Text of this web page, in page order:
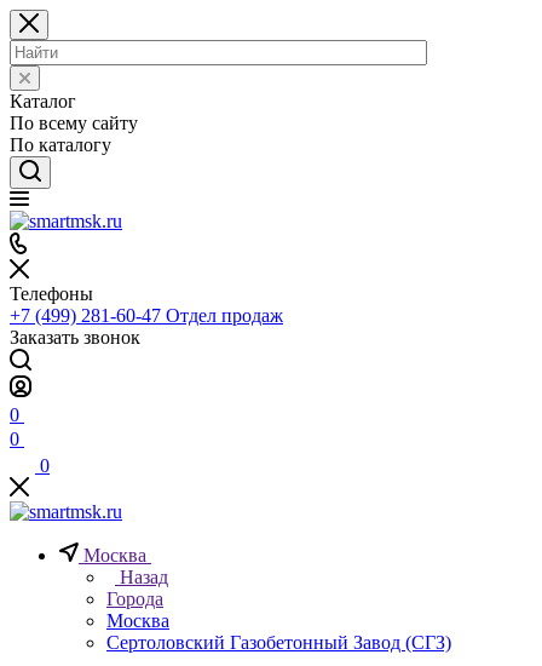
Каталог
По всему сайту
По каталогу
Телефоны
+7 (499) 281-60-47 Отдел продаж
Заказать звонок
0
0
0
Москва
Назад
Города
Москва
Сертоловский Газобетонный Завод (СГЗ)